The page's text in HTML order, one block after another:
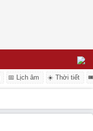
📅 Lịch âm ☀️ Thời tiết